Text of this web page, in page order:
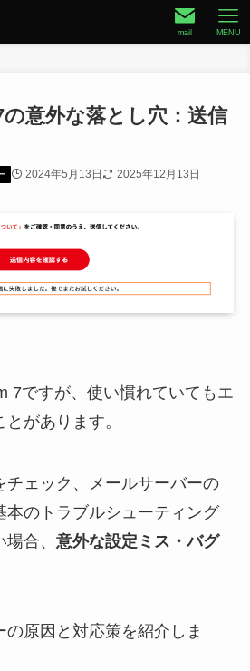
mail MENU
意外な落とし穴：送信
2024年5月13日 2025年12月13日
7ですが、使い慣れていてもエ
があります。
チェック、メールサーバーの
本のトラブルシューティング
合、 意外な設定ミス・バグ
原因と対応策を紹介しま